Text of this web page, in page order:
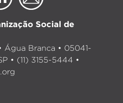
Social de
Água Branca • 05041-
• (11) 3155-5444 •